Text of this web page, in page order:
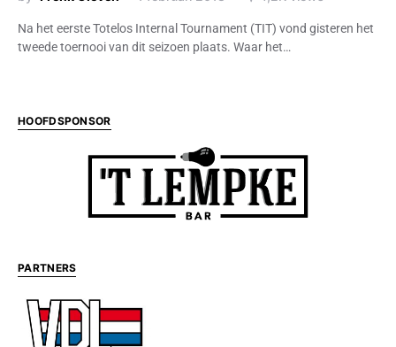
Na het eerste Totelos Internal Tournament (TIT) vond gisteren het
tweede toernooi van dit seizoen plaats. Waar het…
HOOFDSPONSOR
PARTNERS